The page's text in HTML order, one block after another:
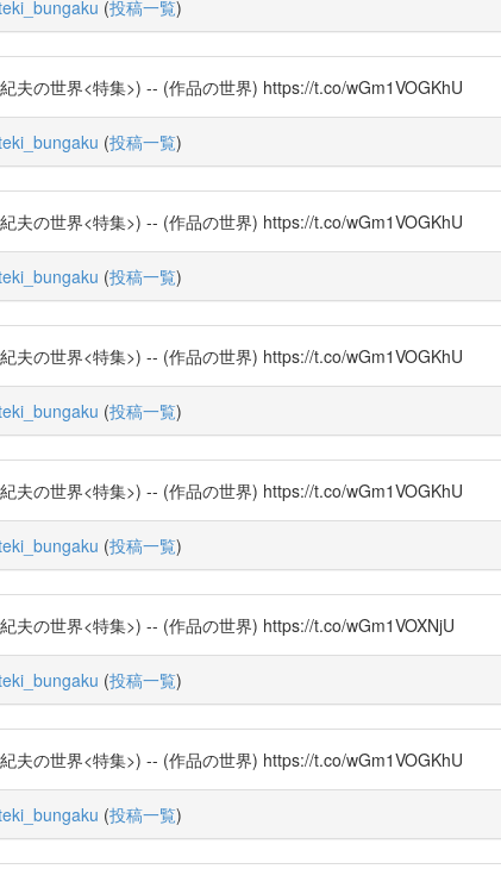
(投稿一覧)
夫の世界<特集>) -- (作品の世界) https://t.co/wGm1VOGKhU
(投稿一覧)
夫の世界<特集>) -- (作品の世界) https://t.co/wGm1VOGKhU
(投稿一覧)
夫の世界<特集>) -- (作品の世界) https://t.co/wGm1VOGKhU
(投稿一覧)
夫の世界<特集>) -- (作品の世界) https://t.co/wGm1VOGKhU
(投稿一覧)
夫の世界<特集>) -- (作品の世界) https://t.co/wGm1VOXNjU
(投稿一覧)
夫の世界<特集>) -- (作品の世界) https://t.co/wGm1VOGKhU
(投稿一覧)